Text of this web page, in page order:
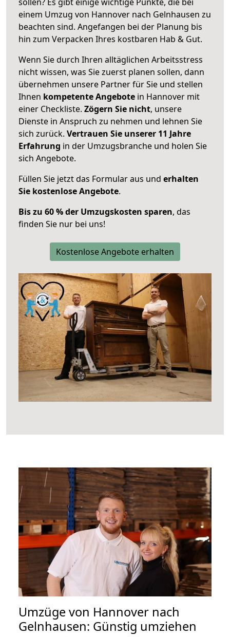
einem Umzug von Hannover nach Gelnhausen zu
beachten sind. Angefangen bei der Planung bis
hin zum Verpacken Ihres kostbaren Hab & Gut.
Wenn Sie durch Ihren alltäglichen Arbeitsstress
nicht wissen, was Sie zuerst planen sollen, dann
übernehmen unsere Partner für Sie und stellen
Ihnen kompetente Angebote in Hannover mit
einer Checkliste. Zögern Sie nicht, unsere
Dienste in Anspruch zu nehmen und lehnen Sie
sich zurück. Vertrauen Sie unserer 11 Jahre
Erfahrung in der Umzugsbranche und holen Sie
sich Angebote.
Füllen Sie jetzt das Formular aus und erhalten
Sie kostenlose Angebote.
Bis zu 60 % der Umzugskosten sparen, das
finden Sie nur bei uns!
Kostenlose Angebote erhalten
Umzüge von Hannover nach
Gelnhausen: Günstig umziehen